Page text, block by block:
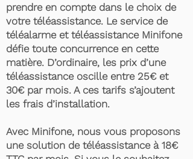
prendre en compte dans le choix de
votre téléassistance. Le service de
téléalarme et téléassistance Minifone
défie toute concurrence en cette
matière. D’ordinaire, les prix d’une
téléassistance oscille entre 25€ et
30€ par mois. A ces tarifs s’ajoutent
les frais d’installation.
Avec Minifone, nous vous proposons
une solution de téléassistance à 18€